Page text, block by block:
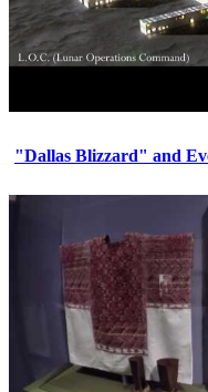
"Dallas Blizzard" and